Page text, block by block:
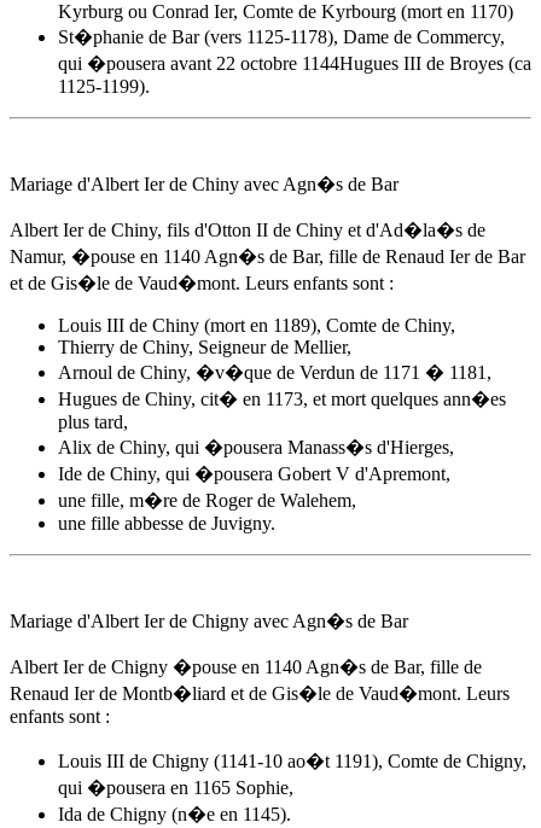
Kyrburg ou Conrad Ier, Comte de Kyrbourg (mort en 1170)
St�phanie de Bar (vers 1125-1178), Dame de Commercy,
qui �pousera avant 22 octobre 1144Hugues III de Broyes (ca
1125-1199).
Mariage d'Albert Ier de Chiny avec Agn�s de Bar
Albert Ier de Chiny, fils d'Otton II de Chiny et d'Ad�la�s de
Namur, �pouse en 1140 Agn�s de Bar, fille de Renaud Ier de Bar
et de Gis�le de Vaud�mont. Leurs enfants sont :
Louis III de Chiny (mort en 1189), Comte de Chiny,
Thierry de Chiny, Seigneur de Mellier,
Arnoul de Chiny, �v�que de Verdun de 1171 � 1181,
Hugues de Chiny, cit� en 1173, et mort quelques ann�es
plus tard,
Alix de Chiny, qui �pousera Manass�s d'Hierges,
Ide de Chiny, qui �pousera Gobert V d'Apremont,
une fille, m�re de Roger de Walehem,
une fille abbesse de Juvigny.
Mariage d'Albert Ier de Chigny avec Agn�s de Bar
Albert Ier de Chigny �pouse en 1140 Agn�s de Bar, fille de
Renaud Ier de Montb�liard et de Gis�le de Vaud�mont. Leurs
enfants sont :
Louis III de Chigny (1141-10 ao�t 1191), Comte de Chigny,
qui �pousera en 1165 Sophie,
Ida de Chigny (n�e en 1145).